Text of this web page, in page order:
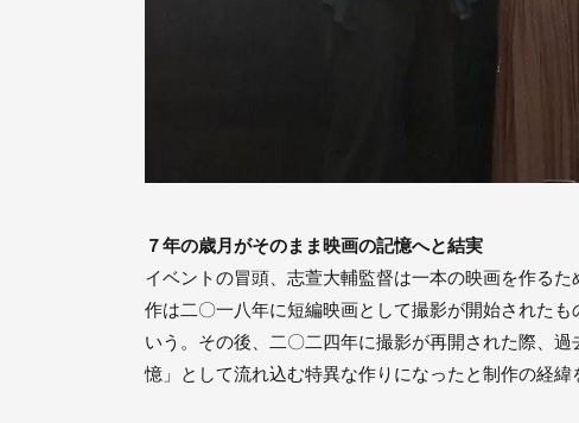
７年の歳月がそのまま映画の記憶へと結実
イベントの冒頭、志萱大輔監督は一本の映画を作る
作は二〇一八年に短編映画として撮影が開始された
いう。その後、二〇二四年に撮影が再開された際、
憶」として流れ込む特異な作りになったと制作の経緯